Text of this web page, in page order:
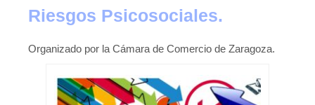
Publicaciones del CGPSST
Publicaciones de otros colectivos
Riesgos Psicosociales.
Organizado por la Cámara de Comercio de Zaragoza.